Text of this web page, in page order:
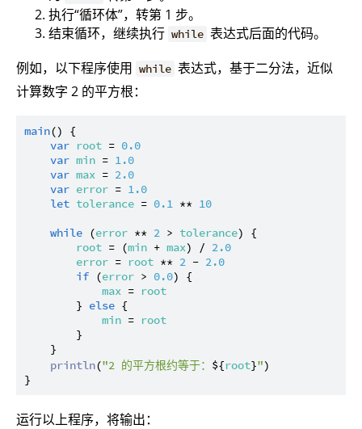
执行“循环体”，转第 1 步。
结束循环，继续执行 while 表达式后面的代码。
例如，以下程序使用 while 表达式，基于二分法，近似
计算数字 2 的平方根：
main() {
var root = 0.0
var min = 1.0
var max = 2.0
var error = 1.0
let tolerance = 0.1 ** 10
while (error ** 2 > tolerance) {
root = (min + max) / 2.0
error = root ** 2 - 2.0
if (error > 0.0) {
max = root
        }
else {
min = root
        }
    }
println("2 的平方根约等于： ${root}")
运行以上程序，将输出：